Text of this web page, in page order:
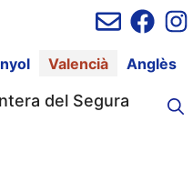
Valencià Anglès